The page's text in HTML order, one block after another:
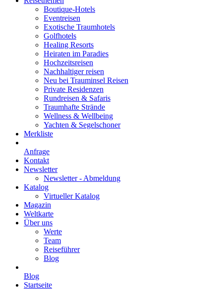
Boutique-Hotels
Eventreisen
Exotische Traumhotels
Golfhotels
Healing Resorts
Heiraten im Paradies
Hochzeitsreisen
Nachhaltiger reisen
Neu bei Trauminsel Reisen
Private Residenzen
Rundreisen & Safaris
Traumhafte Strände
Wellness & Wellbeing
Yachten & Segelschoner
Merkliste
Anfrage
Kontakt
Newsletter
Newsletter - Abmeldung
Katalog
Virtueller Katalog
Magazin
Weltkarte
Über uns
Werte
Team
Reiseführer
Blog
Blog
Startseite